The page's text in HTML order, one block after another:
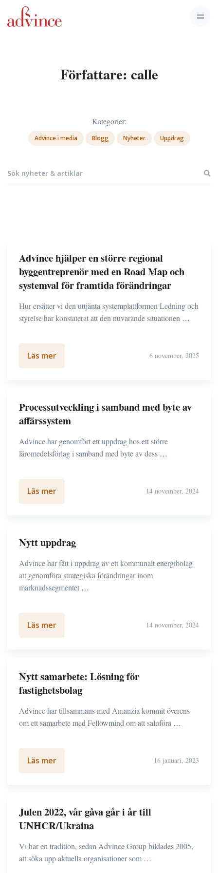
Författare: calle
Kategorier:
Advince i media Blogg Nyheter Uppdrag
Advince hjälper en större regional
byggentreprenör med en Road Map och
systemval för framtida förändringar
Hur ersätter vi den uttjänta systemplattformen Ledning och
styrelse har konstaterat att den nuvarande situationen …
Läs mer 6 november, 2025
Processutveckling i samband med byte av
affärssystem
Advince har genomfört ett uppdrag hos ett större
läromedelsförlag i samband med byte av dess …
Läs mer 14 november, 2024
Nytt uppdrag
Advince har fått i uppdrag av ett kommunalt energibolag
att genomföra strategiska förändringar inom
marknadssegmentet …
Läs mer 14 november, 2024
Nytt samarbete: Lösning för
fastighetsbolag
Advince har tillsammans med Amanzia kommit överens
om ett samarbete med Fellowmind om att saluföra …
Läs mer 16 januari, 2023
Julen 2022, vår gåva går i år till
UNHCR/Ukraina
Vi har en tradition, sedan Advince Group bildades 2005,
att söka upp aktuella organisationer som …